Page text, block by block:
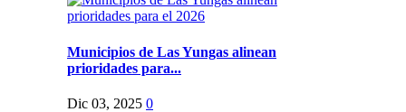
Municipios de Las Yungas alinean
prioridades para...
Dic 03, 2025 0